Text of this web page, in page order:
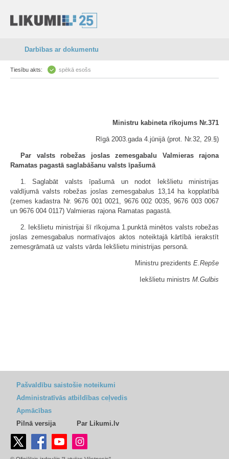
Darbības ar dokumentu
Tiesību akts: spēkā esošs
Ministru kabineta rīkojums Nr.371
Rīgā 2003.gada 4.jūnijā (prot. Nr.32, 29.§)
Par valsts robežas joslas zemesgabalu Valmieras rajona
Ramatas pagastā saglabāšanu valsts īpašumā
1. Saglabāt valsts īpašumā un nodot Iekšlietu ministrijas
valdījumā valsts robežas joslas zemesgabalus 13,14 ha kopplatībā
(zemes kadastra Nr. 9676 001 0021, 9676 002 0035, 9676 003 0067
un 9676 004 0117) Valmieras rajona Ramatas pagastā.
2. Iekšlietu ministrijai šī rīkojuma 1.punktā minētos valsts robežas
joslas zemesgabalus normatīvajos aktos noteiktajā kārtībā ierakstīt
zemesgrāmatā uz valsts vārda Iekšlietu ministrijas personā.
Ministru prezidents E.Repše
Iekšlietu ministrs M.Gulbis
Pašvaldību saistošie noteikumi
Administratīvās atbildības ceļvedis
Apmācības
Pilnā versija
Par Likumi.lv